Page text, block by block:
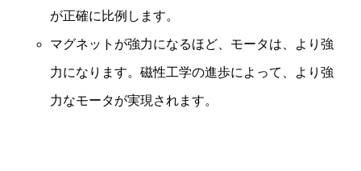
が正確に比例します。
マグネットが強力になるほど、モータは、より強
力になります。磁性工学の進歩によって、より強
力なモータが実現されます。